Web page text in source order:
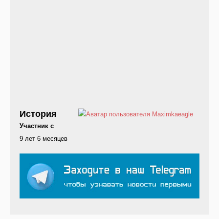
История
Участник с
9 лет 6 месяцев